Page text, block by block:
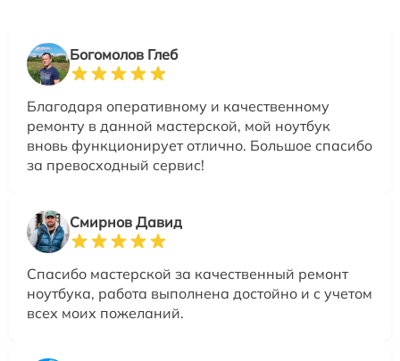
Богомолов Глеб
Благодаря оперативному и качественному
ремонту в данной мастерской, мой ноутбук
вновь функционирует отлично. Большое спасибо
за превосходный сервис!
Смирнов Давид
Спасибо мастерской за качественный ремонт
ноутбука, работа выполнена достойно и с учетом
всех моих пожеланий.